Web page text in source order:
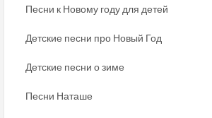
Песни к Новому году для детей
Детские песни про Новый Год
Детские песни о зиме
Песни Наташе